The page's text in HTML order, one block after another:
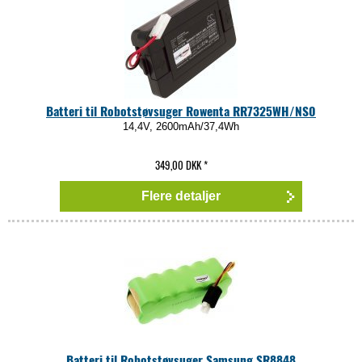
Batteri til Robotstøvsuger Rowenta RR7325WH/NS0
14,4V, 2600mAh/37,4Wh
349,00 DKK*
Flere detaljer